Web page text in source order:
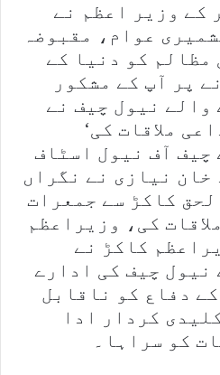
کے وزیر اعظم نے
عوام، مقبوضہ
مظالم کو دنیا کے
پر آپ کے مشکور
والے نیول چیف نے
ملاقات کی‘
چیف آف نیول اسٹاف
خان نیازی نے نگراں
کاکڑ سے جمعرات
کی، وزیراعظم
کاکڑ نے
نیول چیف کی ادارے
دفاع کو ناقابل
کردار ادا
کو سراہا۔